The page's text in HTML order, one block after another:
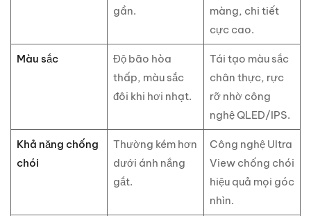
gần.
màng, chi tiết
cực cao.
Màu sắc
Độ bão hòa
thấp, màu sắc
đôi khi hơi nhạt.
Tái tạo màu sắc
chân thực, rực
rỡ nhờ công
nghệ QLED/IPS.
Khả năng chống
chói
Thường kém hơn
dưới ánh nắng
gắt.
Công nghệ Ultra
View chống chói
hiệu quả mọi góc
nhìn.